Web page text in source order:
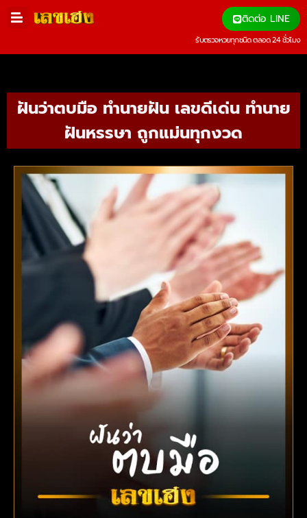
ติดต่อ LINE
รับตรวจหวยทุกชนิด ตลอด 24 ชั่วโมง
ฝันว่าตบมือ ทํานายฝัน เลขดีเด่น ทำนาย
ฝันหรรษา ถูกแม่นทุกงวด